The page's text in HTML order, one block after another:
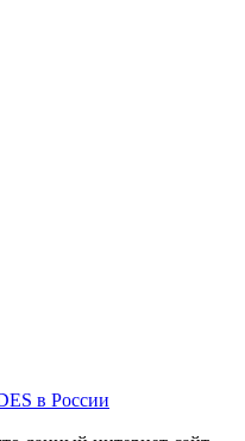
в России